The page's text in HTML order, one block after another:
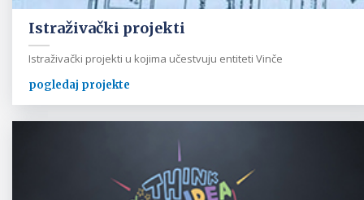
Istraživački projekti
Istraživački projekti u kojima učestvuju entiteti Vinče
pogledaj projekte